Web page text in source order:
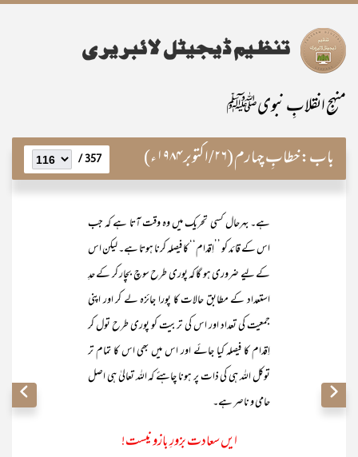
منہجِ انقلابِ نبویﷺ
باب:خطابِ چہارم (۲۶/اکتوبر ۱۹۸۴ء) 357 /
ہے۔ بہرحال کسی تحریک میں وہ وقت آتا ہے کہ جب
اس کے قائد کو ’’اِقدام‘‘ کا فیصلہ کرنا ہوتا ہے۔ لیکن اس
کے لیے ضروری ہو گا کہ پوری طرح سوچ بچار کر کے حدِ
استعداد کے مطابق حالات کا پورا جائزہ لے کر اور اپنی
جمعیت کی تعداد اور اس کی تربیت کو پوری طرح تول کر
اِقدام کا فیصلہ کیا جائے اور اس میں بھی اس کا تمام تر
توکل اللہ ہی کی ذات پر ہونا چاہئے کہ اللہ تعالیٰ ہی اصل
حامی و ناصر ہے۔
ایں سعادت بزورِ بازو نیست!